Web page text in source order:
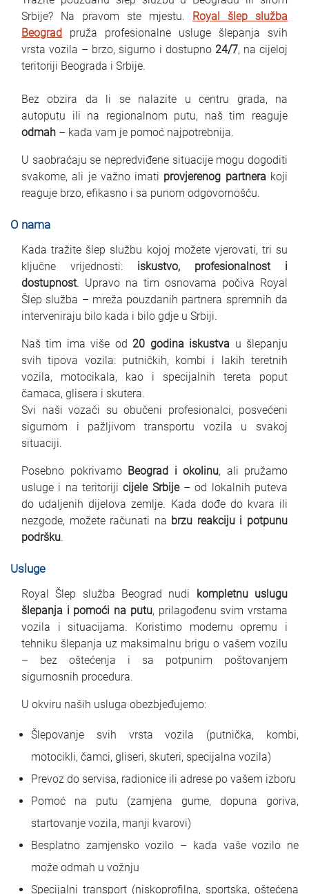
Najčešća pitanja
Blog
EN
Srbije? Na pravom ste mjestu.
Royal šlep služba
Beograd
pruža profesionalne usluge šlepanja svih
vrsta vozila – brzo, sigurno i dostupno 24/7, na cijeloj
teritoriji Beograda i Srbije.
Bez obzira da li se nalazite u centru grada, na
autoputu ili na regionalnom putu, naš tim reaguje
odmah – kada vam je pomoć najpotrebnija.
U saobraćaju se nepredviđene situacije mogu dogoditi
svakome, ali je važno imati provjerenog partnerakoji
reaguje brzo, efikasno i sa punom odgovornošću.
O nama
Kada tražite šlep službu kojoj možete vjerovati, tri su
ključne vrijednosti: iskustvo, profesionalnost i
dostupnost. Upravo na tim osnovama počiva Royal
Šlep služba – mreža pouzdanih partnera spremnih da
interveniraju bilo kada i bilo gdje u Srbiji.
Naš tim ima više od 20 godina iskustva u šlepanju
svih tipova vozila: putničkih, kombi i lakih teretnih
vozila, motocikala, kao i specijalnih tereta poput
čamaca, glisera i skutera.
Svi naši vozači su obučeni profesionalci, posvećeni
sigurnom i pažljivom transportu vozila u svakoj
situaciji.
Posebno pokrivamo Beograd i okolinu, ali pružamo
usluge i na teritorijicijele Srbije– od lokalnih puteva
do udaljenih dijelova zemlje. Kada dođe do kvara ili
nezgode, možete računati na brzu reakciju i potpunu
podršku.
Usluge
Royal Šlep služba Beograd nudi
kompletnu uslugu
šlepanja i pomoći na putu, prilagođenu svim vrstama
vozila i situacijama. Koristimo modernu opremu i
tehniku šlepanja uz maksimalnu brigu o vašem vozilu
– bez oštećenja i sa potpunim poštovanjem
sigurnosnih procedura.
U okviru naših usluga obezbjeđujemo:
Šlepovanje svih vrsta vozila (putnička, kombi,
motocikli, čamci, gliseri, skuteri, specijalna vozila)
Prevoz do servisa, radionice ili adrese po vašem izboru
Pomoć na putu (zamjena gume, dopuna goriva,
startovanje vozila, manji kvarovi)
Besplatno zamjensko vozilo – kada vaše vozilo ne
može odmah u vožnju
Specijalni transport (niskoprofilna, sportska, oštećena